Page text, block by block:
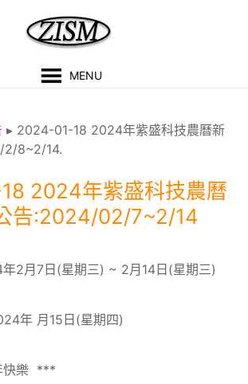
MENU
▸ 2024-01-18 2024年紫盛科技農曆新
2/8~2/14.
2024年紫盛科技農曆
告:2024/02/7~2/14
2月7日(星期三) ~ 2月14日(星期三)
年 月15日(星期四)
快樂 ***